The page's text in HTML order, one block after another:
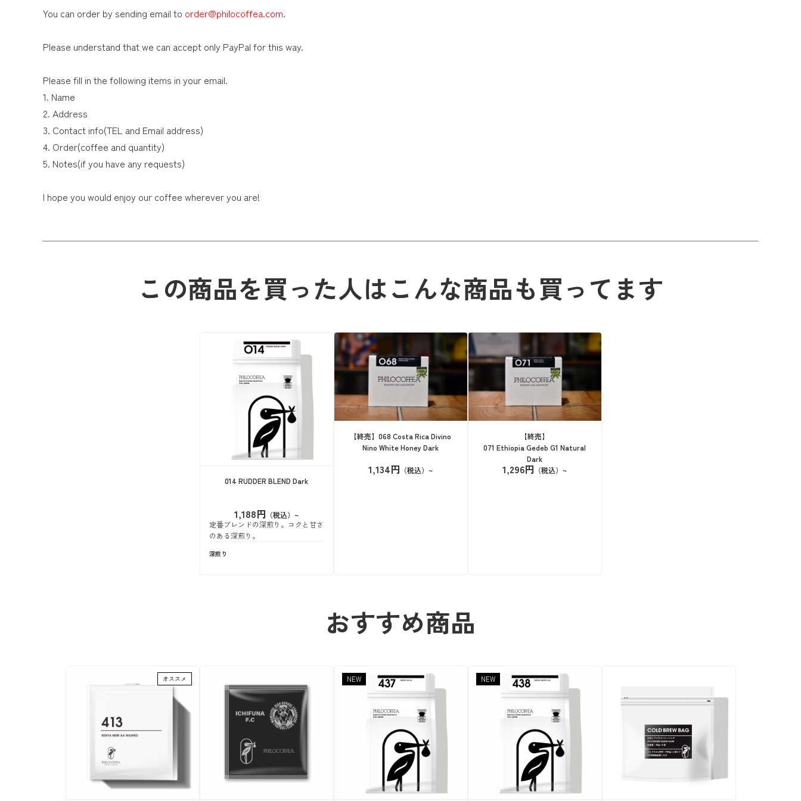
You can order by sending email to order@philocoffea.com.
Please understand that we can accept only PayPal for this way.
Please fill in the following items in your email.
1. Name
2. Address
3. Contact info(TEL and Email address)
4. Order(coffee and quantity)
5. Notes(if you have any requests)
I hope you would enjoy our coffee wherever you are!
この商品を買った人はこんな商品も買ってます
014 RUDDER BLEND Dark
1,188円
定番ブレンドの深煎り。コクと甘さ
のある深煎り。
深煎り
【終売】068 Costa Rica Divino
Nino White Honey Dark
1,134円
【終売】
071 Ethiopia Gedeb G1 Natural
Dark
1,296円
おすすめ商品
オススメ NEW NEW